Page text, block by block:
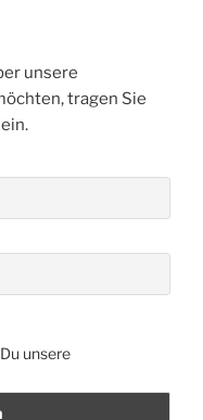
unsere
tragen Sie
unsere